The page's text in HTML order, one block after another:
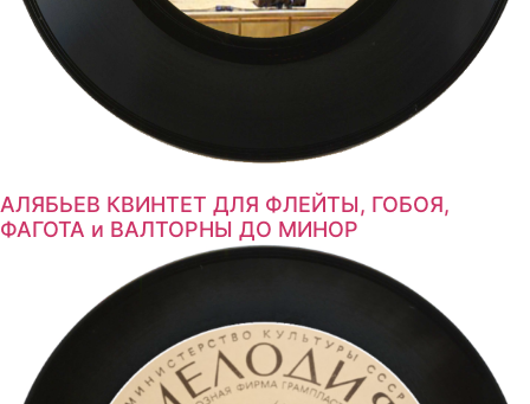
АЛЯБЬЕВ КВИНТЕТ ДЛЯ ФЛЕЙТЫ, ГОБОЯ,
ФАГОТА и ВАЛТОРНЫ ДО МИНОР